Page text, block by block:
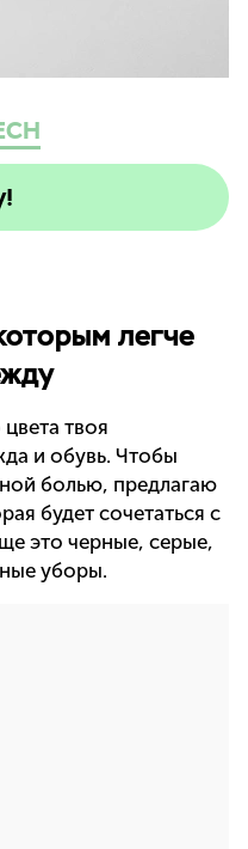
легче
твоя
и обувь. Чтобы
болью, предлагаю
будет сочетаться с
это черные, серые,
уборы.